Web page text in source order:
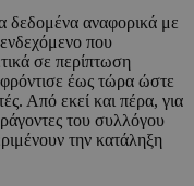
δεδομένα αναφορικά με
που
σε περίπτωση
έως τώρα ώστε
Από εκεί και πέρα, για
του συλλόγου
την κατάληξη